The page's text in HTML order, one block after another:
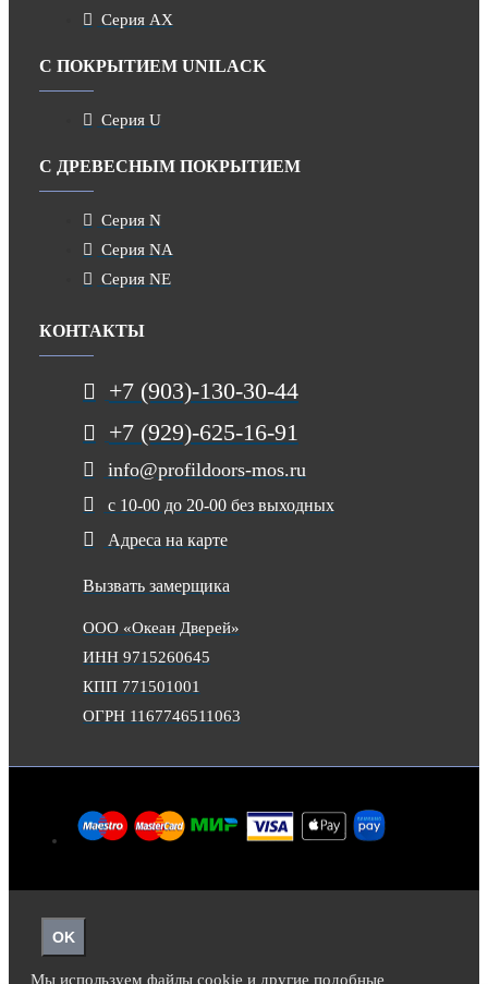
Серия AX
С ПОКРЫТИЕМ UNILACK
Серия U
С ДРЕВЕСНЫМ ПОКРЫТИЕМ
Серия N
Серия NA
Серия NE
КОНТАКТЫ
+7 (903)-130-30-44
+7 (929)-625-16-91
info@profildoors-mos.ru
с 10-00 до 20-00 без выходных
Адреса на карте
Вызвать замерщика
ООО «Океан Дверей»
ИНН 9715260645
КПП 771501001
ОГРН 1167746511063
OK
Мы используем файлы cookie и другие подобные